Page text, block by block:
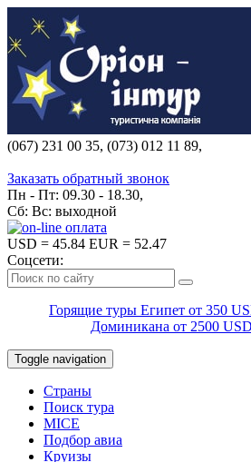
(067) 231 00 35, (073) 012 11 89,
Заказать обратный звонок
Пн - Пт: 09.30 - 18.30,
Сб: Вс: выходной
USD = 45.84 EUR = 52.47
Соцсети:
Горящие туры Египет от 350
Доминикана от 2500
Toggle navigation
Страны
Поиск тура
MICE
Подбор авиа
Круизы